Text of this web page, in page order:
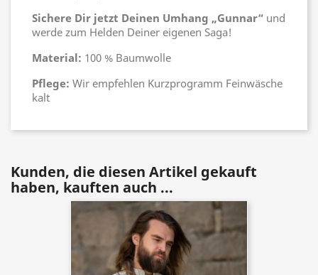
Sichere Dir jetzt Deinen Umhang „Gunnar“ und
werde zum Helden Deiner eigenen Saga!
Material: 100 % Baumwolle
Pflege: Wir empfehlen Kurzprogramm Feinwäsche
kalt
Kunden, die diesen Artikel gekauft
haben, kauften auch ...